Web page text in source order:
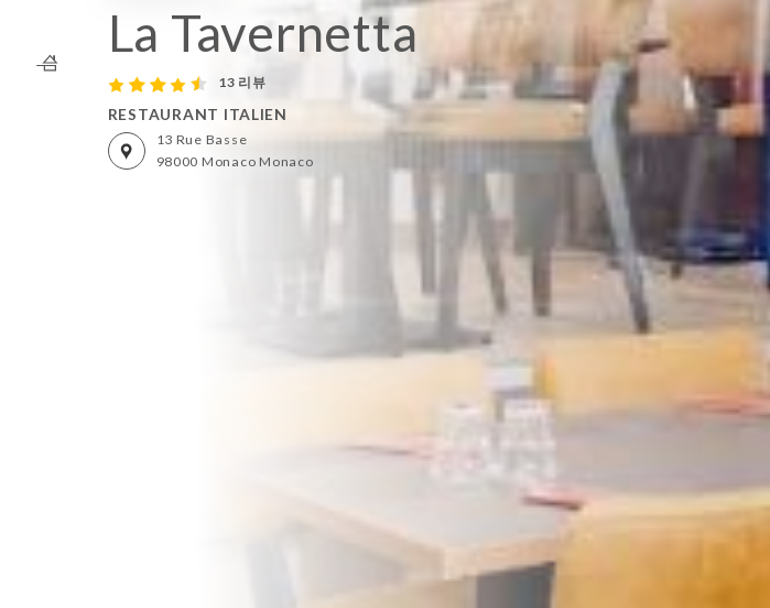
La Tavernetta
13 리뷰
RESTAURANT ITALIEN
13 Rue Basse
98000 Monaco Monaco